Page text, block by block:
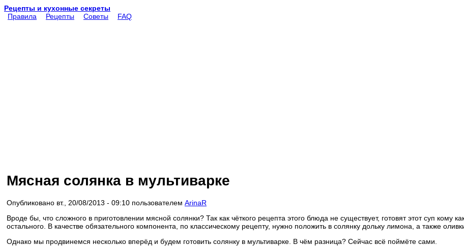
Рецепты и кухонные секреты
Правила
Рецепты Советы FAQ
Мясная солянка в мультиварке
Опубликовано вт., 20/08/2013 - 09:10 пользователем ArinaR
Вроде бы, что сложного в приготовлении мясной солянки? Так как чёткого рецепта этого блюда не существует, готовят этот суп кому
остального. В качестве обязательного компонента, по классическому рецепту, нужно положить в солянку дольку лимона, а также
Однако мы продвинемся несколько вперёд и будем готовить солянку в мультиварке. В чём разница? Сейчас всё поймёте сами.